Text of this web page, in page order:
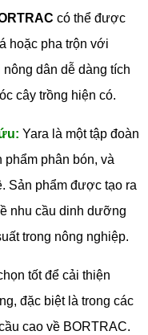
có thể được
hoặc pha trộn với
dân dễ dàng tích
cây trồng hiện có.
Yara là một tập đoàn
phân bón, và
Sản phẩm được tạo ra
nhu cầu dinh dưỡng
trong nông nghiệp.
tốt để cải thiện
đặc biệt là trong các
cao về BORTRAC.